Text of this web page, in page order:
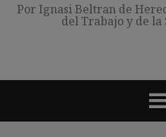
Por Ignasi Beltran de
del Trabajo y de la